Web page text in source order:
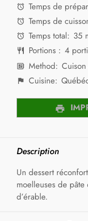
Temps de
Temps de
Temps total: 35
Portions : 4
Method:
Cuisine:
Description
Un dessert
moelleuses de
d’érable.